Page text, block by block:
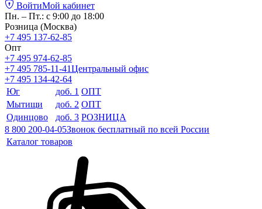
ВойтиМой кабинет
Пн. – Пт.: с 9:00 до 18:00
Розница (Москва)
+7 495 137-62-85
Опт
+7 495 974-62-85
+7 495 785-11-41Центральный офис
+7 495 134-42-64
Юг
доб. 1 ОПТ
Мытищи
доб. 2 ОПТ
Одинцово
доб. 3 РОЗНИЦА
8 800 200-04-05Звонок бесплатный по всей России
Каталог товаров